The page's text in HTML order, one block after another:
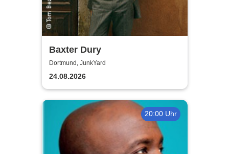
Baxter Dury
Dortmund, JunkYard
24.08.2026
20:00 Uhr